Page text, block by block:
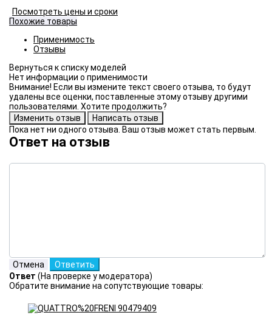
Посмотреть цены и сроки
Похожие товары
Применимость
Отзывы
Нет информации о применимости
Внимание! Если вы измените текст своего отзыва, то будут
удалены все оценки, поставленные этому отзыву другими
пользователями. Хотите продолжить?
Пока нет ни одного отзыва. Ваш отзыв может стать первым.
Ответ на отзыв
Ответ (На проверке у модератора)
Обратите внимание на сопутствующие товары: